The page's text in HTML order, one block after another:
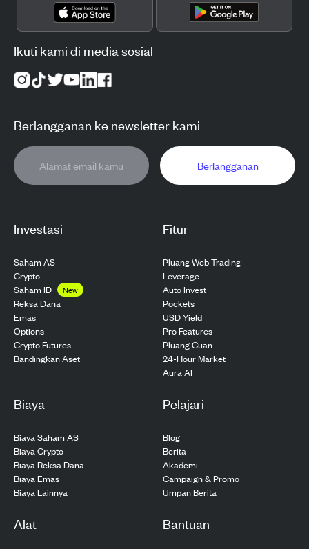
Investasi
Saham AS
Crypto
Saham ID
New
Reksa Dana
Emas
Options
Crypto Futures
Bandingkan Aset
Fitur
Pluang Web Trading
Leverage
Auto Invest
Pockets
USD Yield
Pro Features
Pluang Cuan
24-Hour Market
Aura AI
Biaya
Biaya Saham AS
Biaya Crypto
Biaya Reksa Dana
Biaya Emas
Biaya Lainnya
Pelajari
Blog
Berita
Akademi
Campaign & Promo
Umpan Berita
Alat Bantuan
Ikuti kami di media sosial
Berlangganan ke newsletter kami
Berlangganan